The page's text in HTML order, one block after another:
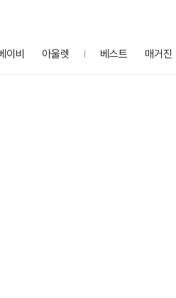
이비 아울렛 베스트 매거진